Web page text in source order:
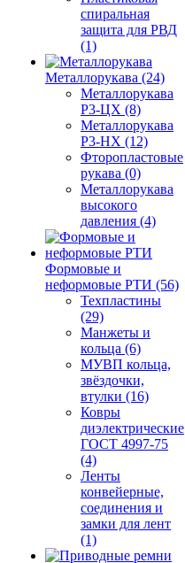
спиральная
защита для РВД
(1)
Металлорукава (24)
Металлорукава
Р3-ЦХ (8)
Металлорукава
Р3-НХ (12)
Фторопластовые
рукава (0)
Металлорукава
высокого
давления (4)
Формовые и
неформовые РТИ (56)
Техпластины
(29)
Манжеты и
кольца (6)
МУВП кольца,
звёздочки,
втулки (16)
Ковры
диэлектрические
ГОСТ 4997-75
(4)
Ленты
конвейерные,
соединения и
замки для лент
(1)